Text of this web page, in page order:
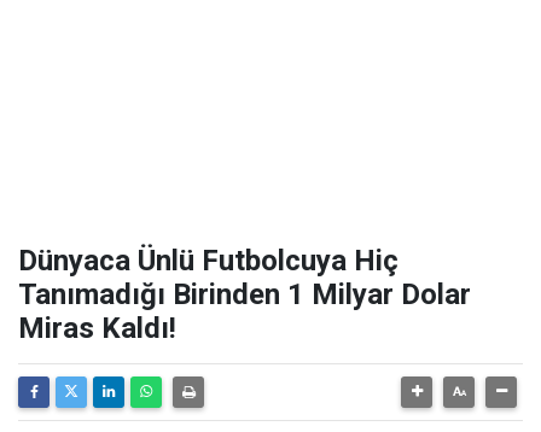
Dünyaca Ünlü Futbolcuya Hiç
Tanımadığı Birinden 1 Milyar Dolar
Miras Kaldı!